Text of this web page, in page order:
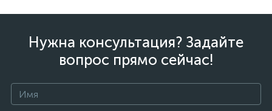
Нужна консультация? Задайте
вопрос прямо сейчас!